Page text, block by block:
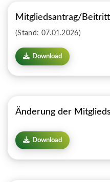
Mitgliedsantrag/
(Stand: 07.01.2026)
Download
Änderung der
Download